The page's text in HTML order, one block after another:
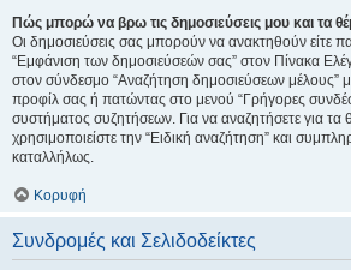
Πώς μπορώ να βρω τις δημοσιεύσεις μου και τα
Οι δημοσιεύσεις σας μπορούν να ανακτηθούν είτε
“Εμφάνιση των δημοσιεύσεών σας” στον Πίνακα
στον σύνδεσμο “Αναζήτηση δημοσιεύσεων μέλους”
προφίλ σας ή πατώντας στο μενού “Γρήγορες
συστήματος συζητήσεων. Για να αναζητήσετε για τα
χρησιμοποιείστε την “Ειδική αναζήτηση” και
καταλλήλως.
Κορυφή
Συνδρομές και Σελιδοδείκτες